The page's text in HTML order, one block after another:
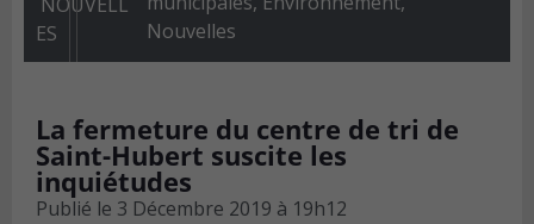
ES
Nouvelles
La fermeture du centre de tri de
Saint-Hubert suscite les
inquiétudes
Publié le 3 Décembre 2019 à 19h12